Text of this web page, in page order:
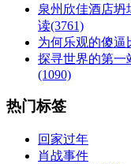
泉州欣佳酒店坍
读(3761)
为何乐观的傻逼
探寻世界的第一
(1090)
热门标签
回家过年
肖战事件